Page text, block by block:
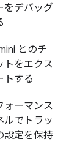
をデバッグ
とのチ
トをエクス
トする
ォーマンス
ルでトラッ
設定を保持